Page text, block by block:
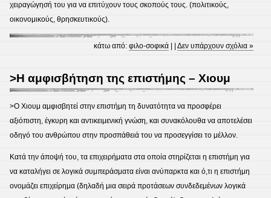
χειραγώγησή του για να επιτύχουν τους σκοπούς τους. (πολιτικούς,
οικονομικούς, θρησκευτικούς).
κάτω από:φιλο-σοφικά | |Δεν υπάρχουν σχόλια »
>Η αμφισβήτηση της επιστήμης – Χιουμ
>O Χιουμ αμφισβητεί στην επιστήμη τη δυνατότητα να προσφέρει
αξιόπιστη, έγκυρη και αντικειμενική γνώση, και συνακόλουθα να αποτελέσει
οδηγό του ανθρώπου στην προσπάθειά του να προσεγγίσει το μέλλον.
Κατά την άποψή του, τα επιχειρήματα στα οποία στηρίζεται η επιστήμη για
να καταλήγει σε λογικά συμπεράσματα είναι ανύπαρκτα και ό,τι η επιστήμη
ονομάζει επιχείρημα (δηλαδή μια σειρά προτάσεων συνδεδεμένων λογικά